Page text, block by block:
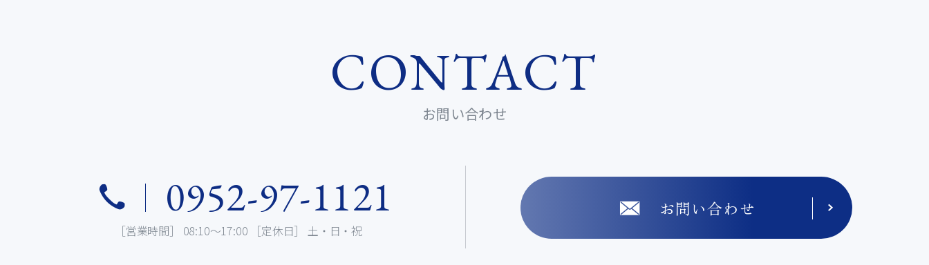
CONTACT
お問い合わせ
0952-97-1121
［営業時間］ 08:10～17:00 ［定休日］ 土・日・祝
お問い合わせ